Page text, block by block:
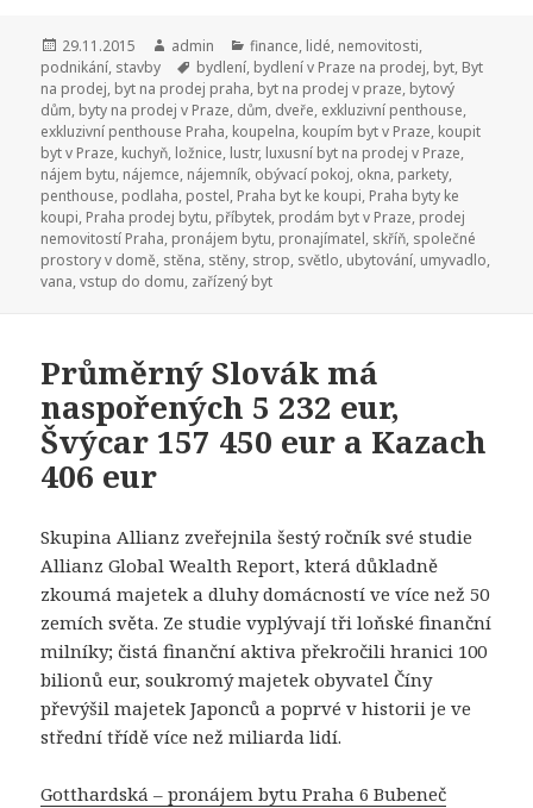
Publikováno:
29.11.2015 Autor:
admin Rubriky:
finance, lidé, nemovitosti,
podnikání, stavby Štítky:
bydlení, bydlení v Praze na prodej, byt, Byt
na prodej, byt na prodej praha, byt na prodej v praze, bytový
dům, byty na prodej v Praze, dům, dveře, exkluzivní penthouse,
exkluzivní penthouse Praha, koupelna, koupím byt v Praze, koupit
byt v Praze, kuchyň, ložnice, lustr, luxusní byt na prodej v Praze,
nájem bytu, nájemce, nájemník, obývací pokoj, okna, parkety,
penthouse, podlaha, postel, Praha byt ke koupi, Praha byty ke
koupi, Praha prodej bytu, příbytek, prodám byt v Praze, prodej
nemovitostí Praha, pronájem bytu, pronajímatel, skříň, společné
prostory v domě, stěna, stěny, strop, světlo, ubytování, umyvadlo,
vana,vstup do domu, zařízený byt
Průměrný Slovák má
naspořených 5 232 eur,
Švýcar 157 450 eur a Kazach
406 eur
Skupina Allianz zveřejnila šestý ročník své studie
Allianz Global Wealth Report, která důkladně
zkoumá majetek a dluhy domácností ve více než 50
zemích světa. Ze studie vyplývají tři loňské finanční
milníky; čistá finanční aktiva překročili hranici 100
bilionů eur, soukromý majetek obyvatel Číny
převýšil majetek Japonců a poprvé v historii je ve
střední třídě více než miliarda lidí.
Gotthardská – pronájem bytu Praha 6 Bubeneč